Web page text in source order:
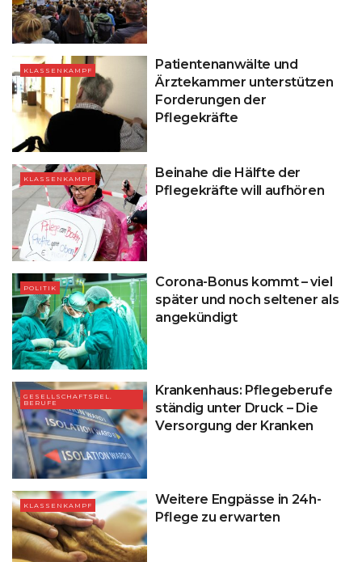
KLASSENKAMPF
Patientenanwälte und
Ärztekammer unterstützen
Forderungen der
Pflegekräfte
KLASSENKAMPF
Beinahe die Hälfte der
Pflegekräfte will aufhören
POLITIK
Corona-Bonus kommt – viel
später und noch seltener als
angekündigt
GESELLSCHAFTSREL.
BERUFE
Krankenhaus: Pflegeberufe
ständig unter Druck – Die
Versorgung der Kranken
KLASSENKAMPF
Weitere Engpässe in 24h-
Pflege zu erwarten